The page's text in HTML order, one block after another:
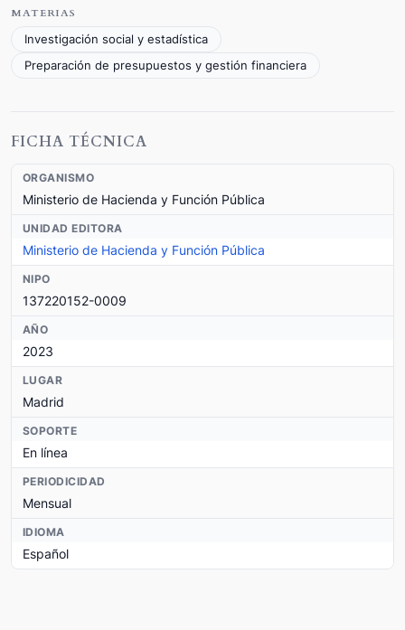
MATERIAS
Investigación social y estadística
Preparación de presupuestos y gestión financiera
FICHA TÉCNICA
ORGANISMO
Ministerio de Hacienda y Función Pública
UNIDAD EDITORA
Ministerio de Hacienda y Función Pública
NIPO
137220152-0009
AÑO
2023
LUGAR
Madrid
SOPORTE
En línea
PERIODICIDAD
Mensual
IDIOMA
Español